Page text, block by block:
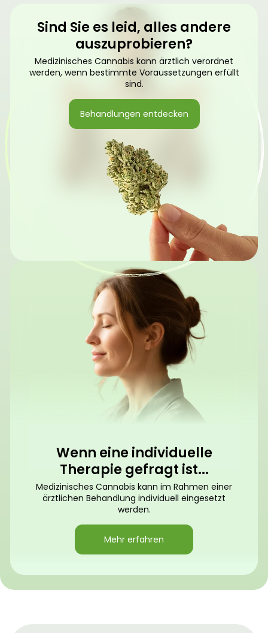
Sind Sie es leid, alles andere
auszuprobieren?
Medizinisches Cannabis kann ärztlich verordnet
werden, wenn bestimmte Voraussetzungen erfüllt
sind.
Behandlungen entdecken
Wenn eine individuelle
Therapie gefragt ist...
Medizinisches Cannabis kann im Rahmen einer
ärztlichen Behandlung individuell eingesetzt
werden.
Mehr erfahren